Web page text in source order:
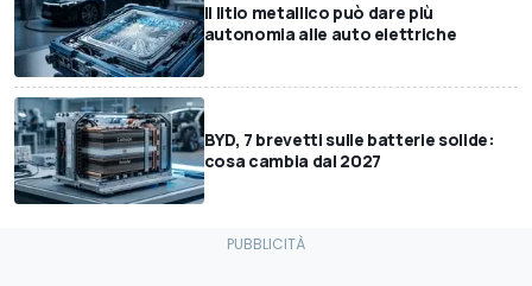
Il litio metallico può dare più
autonomia alle auto elettriche
BYD, 7 brevetti sulle batterie solide:
cosa cambia dal 2027